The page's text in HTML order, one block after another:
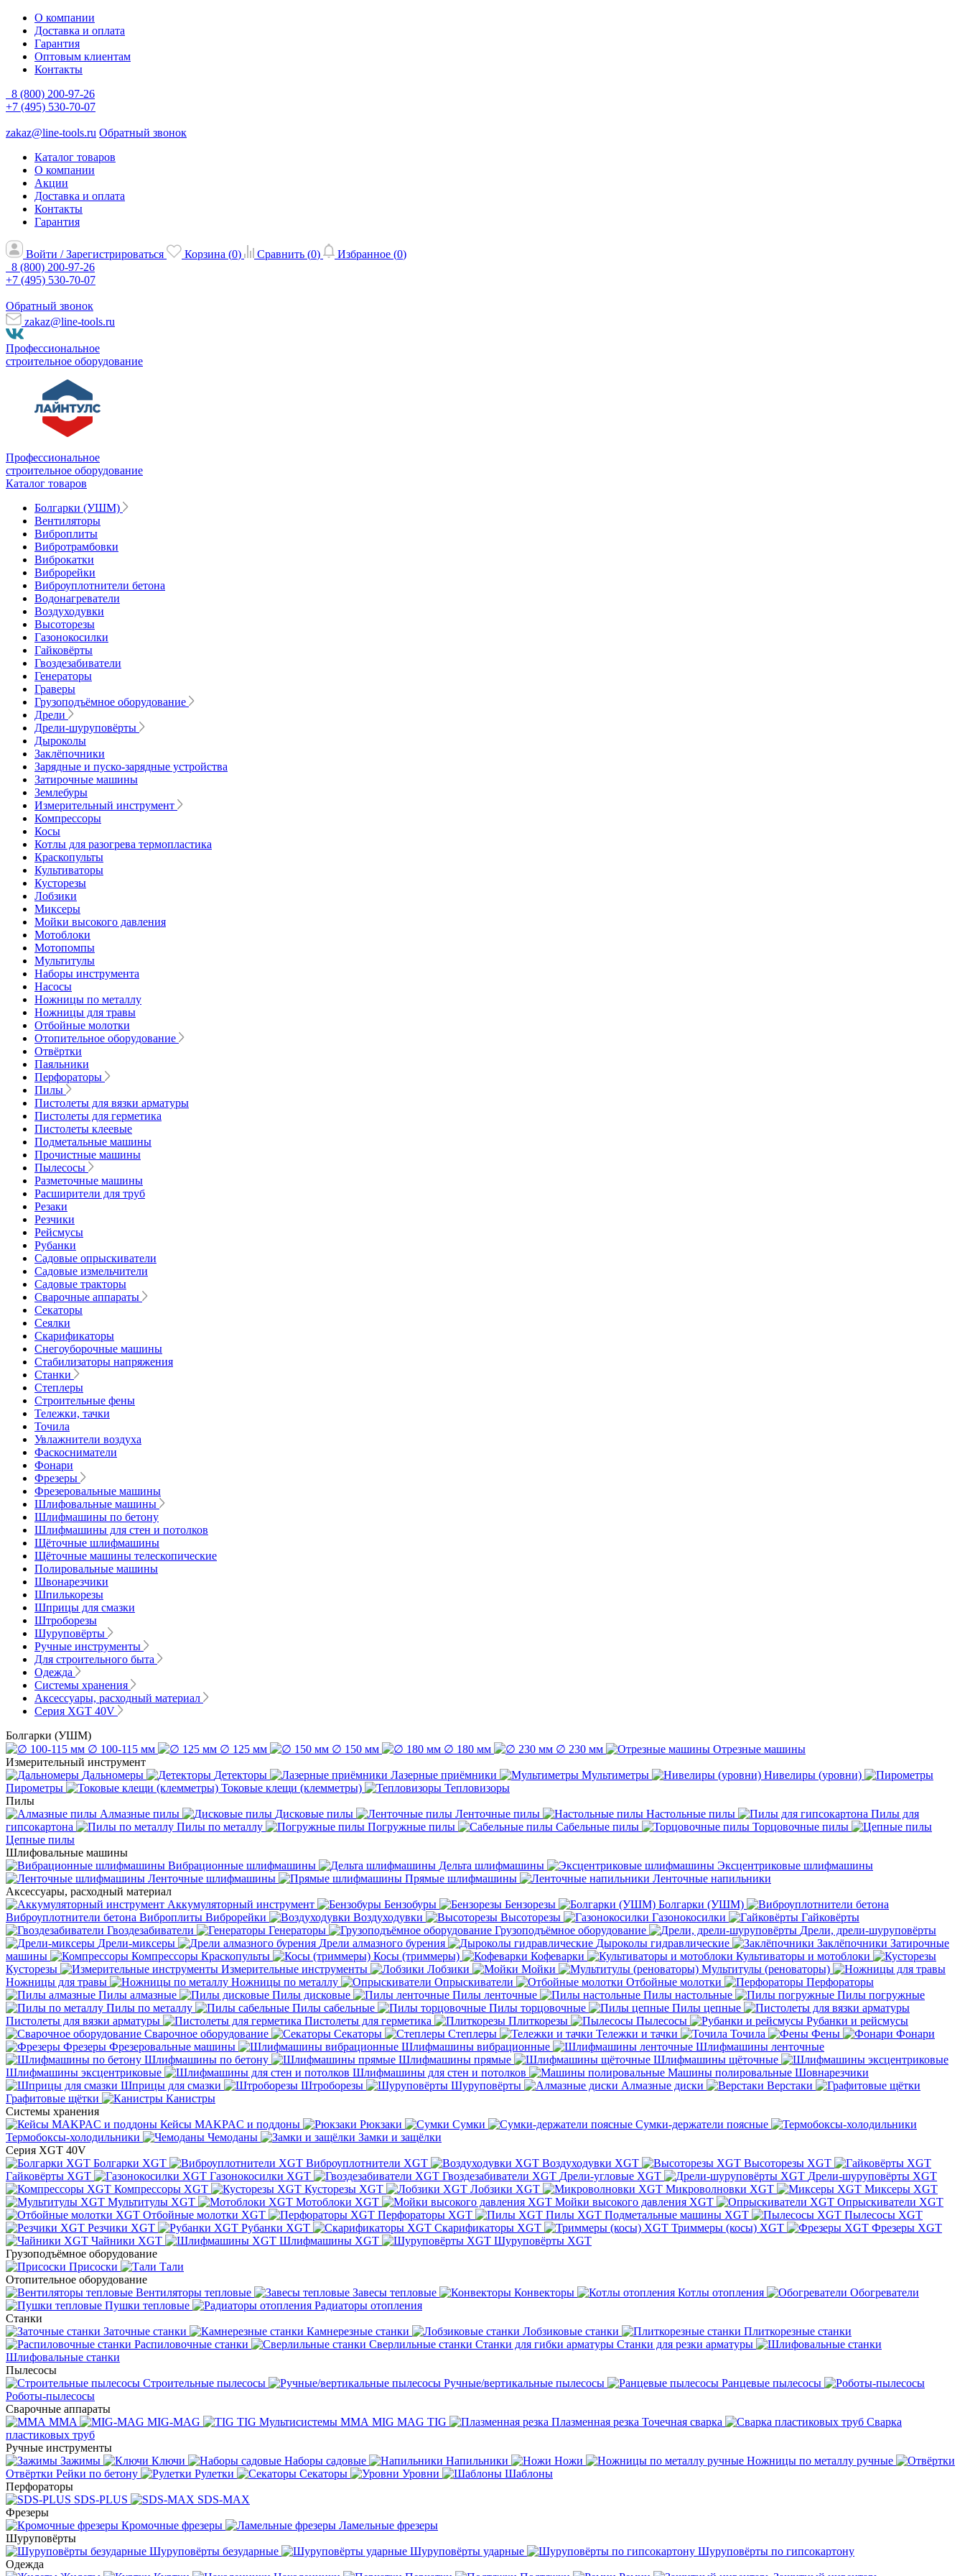
О компании
Доставка и оплата
Гарантия
Оптовым клиентам
Контакты
8 (800) 200-97-26
+7 (495) 530-70-07
zakaz@line-tools.ru Обратный звонок
Каталог товаров
О компании
Акции
Доставка и оплата
Контакты
Гарантия
Войти / Зарегистрироваться Корзина (0) Сравнить (0) Избранное (0)
8 (800) 200-97-26
+7 (495) 530-70-07
Обратный звонок
zakaz@line-tools.ru
Профессиональное
строительное оборудование
Профессиональное
строительное оборудование
Каталог товаров
Болгарки (УШМ)
Вентиляторы
Виброплиты
Вибротрамбовки
Виброкатки
Виброрейки
Виброуплотнители бетона
Водонагреватели
Воздуходувки
Высоторезы
Газонокосилки
Гайковёрты
Гвоздезабиватели
Генераторы
Граверы
Грузоподъёмное оборудование
Дрели
Дрели-шуруповёрты
Дыроколы
Заклёпочники
Зарядные и пуско-зарядные устройства
Затирочные машины
Землебуры
Измерительный инструмент
Компрессоры
Косы
Котлы для разогрева термопластика
Краскопульты
Культиваторы
Кусторезы
Лобзики
Миксеры
Мойки высокого давления
Мотоблоки
Мотопомпы
Мультитулы
Наборы инструмента
Насосы
Ножницы по металлу
Ножницы для травы
Отбойные молотки
Отопительное оборудование
Отвёртки
Паяльники
Перфораторы
Пилы
Пистолеты для вязки арматуры
Пистолеты для герметика
Пистолеты клеевые
Подметальные машины
Прочистные машины
Пылесосы
Разметочные машины
Расширители для труб
Резаки
Резчики
Рейсмусы
Рубанки
Садовые опрыскиватели
Садовые измельчители
Садовые тракторы
Сварочные аппараты
Секаторы
Сеялки
Скарификаторы
Снегоуборочные машины
Стабилизаторы напряжения
Станки
Степлеры
Строительные фены
Тележки, тачки
Точила
Увлажнители воздуха
Фаскосниматели
Фонари
Фрезеры
Фрезеровальные машины
Шлифовальные машины
Шлифмашины по бетону
Шлифмашины для стен и потолков
Щёточные шлифмашины
Щёточные машины телескопические
Полировальные машины
Швонарезчики
Шпилькорезы
Шприцы для смазки
Штроборезы
Шуруповёрты
Ручные инструменты
Для строительного быта
Одежда
Системы хранения
Аксессуары, расходный материал
Серия XGT 40V
Болгарки (УШМ)
∅ 100-115 мм
∅ 125 мм ∅ 150 мм ∅ 180 мм ∅ 230 мм
Отрезные машины
Измерительный инструмент
Дальномеры
Детекторы Лазерные приёмники Мультиметры
Нивелиры (уровни)
Пирометры
Токовые клещи (клемметры)
Тепловизоры
Пилы
Алмазные пилы
Дисковые пилы Ленточные пилы Настольные пилы
Пилы для
гипсокартона
Пилы по металлу Погружные пилы Сабельные пилы
Торцовочные пилы
Цепные пилы
Шлифовальные машины
Вибрационные шлифмашины
Дельта шлифмашины
Эксцентриковые шлифмашины
Ленточные шлифмашины
Прямые шлифмашины
Ленточные напильники
Аксессуары, расходный материал
Аккумуляторный инструмент
Бензобуры Бензорезы
Болгарки (УШМ)
Виброуплотнители бетона Виброплиты Виброрейки Воздуходувки Высоторезы Газонокосилки
Гайковёрты
Гвоздезабиватели
Генераторы Грузоподъёмное оборудование
Дрели, дрели-шуруповёрты
Дрели-миксеры
Дрели алмазного бурения Дыроколы гидравлические Заклёпочники Затирочные
машины
Компрессоры Краскопульты Косы (триммеры) Кофеварки
Культиваторы и мотоблоки
Кусторезы
Измерительные инструменты Лобзики Мойки
Мультитулы (реноваторы)
Ножницы для травы
Ножницы по металлу Опрыскиватели Отбойные молотки
Перфораторы
Пилы алмазные
Пилы дисковые Пилы ленточные Пилы настольные
Пилы погружные
Пилы по металлу
Пилы сабельные Пилы торцовочные
Пилы цепные
Пистолеты для вязки арматуры
Пистолеты для герметика Плиткорезы Пылесосы
Рубанки и рейсмусы
Сварочное оборудование
Секаторы Степлеры Тележки и тачки Точила Фены
Фонари
Фрезеры Фрезеровальные машины Шлифмашины вибрационные
Шлифмашины ленточные
Шлифмашины по бетону
Шлифмашины прямые
Шлифмашины щёточные
Шлифмашины эксцентриковые
Шлифмашины для стен и потолков Машины полировальные Шовнарезчики
Шприцы для смазки
Штроборезы Шуруповёрты Алмазные диски
Верстаки
Графитовые щётки
Канистры
Системы хранения
Кейсы MAKPAC и поддоны
Рюкзаки Сумки
Сумки-держатели поясные
Термобоксы-холодильники
Чемоданы
Замки и защёлки
Серия XGT 40V
Болгарки XGT
Виброуплотнители XGT Воздуходувки XGT
Высоторезы XGT
Гайковёрты XGT
Газонокосилки XGT Гвоздезабиватели XGT Дрели-угловые XGT
Дрели-шуруповёрты XGT
Компрессоры XGT
Кусторезы XGT Лобзики XGT Микроволновки XGT
Миксеры XGT
Мультитулы XGT
Мотоблоки XGT Мойки высокого давления XGT
Опрыскиватели XGT
Отбойные молотки XGT
Перфораторы XGT Пилы XGT Подметальные машины XGT
Пылесосы XGT
Резчики XGT
Рубанки XGT Скарификаторы XGT Триммеры (косы) XGT
Фрезеры XGT
Чайники XGT
Шлифмашины XGT
Шуруповёрты XGT
Грузоподъёмное оборудование
Присоски
Тали
Отопительное оборудование
Вентиляторы тепловые
Завесы тепловые Конвекторы Котлы отопления
Обогреватели
Пушки тепловые
Радиаторы отопления
Станки
Заточные станки
Камнерезные станки Лобзиковые станки
Плиткорезные станки
Распиловочные станки
Сверлильные станки Станки для гибки арматуры Станки для резки арматуры
Шлифовальные станки
Пылесосы
Строительные пылесосы
Ручные/вертикальные пылесосы
Ранцевые пылесосы
Роботы-пылесосы
Сварочные аппараты
MMA
MIG-MAG TIG Мультисистемы ММА MIG MAG TIG Плазменная резка Точечная сварка
Cварка
пластиковых труб
Ручные инструменты
Зажимы
Ключи Наборы садовые Напильники Ножи
Ножницы по металлу ручные
Отвёртки Рейки по бетону Рулетки Секаторы Уровни
Шаблоны
Перфораторы
SDS-PLUS
SDS-MAX
Фрезеры
Кромочные фрезеры
Ламельные фрезеры
Шуруповёрты
Шуруповёрты безударные
Шуруповёрты ударные
Шуруповёрты по гипсокартону
Одежда